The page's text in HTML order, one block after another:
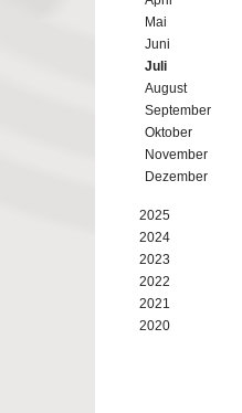
Mai
Juni
Juli
August
September
Oktober
November
Dezember
2025
2024
2023
2022
2021
2020